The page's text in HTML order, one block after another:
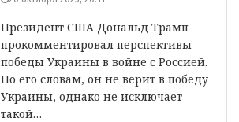
Президент США Дональд Трамп
прокомментировал перспективы
победы Украины в войне с Россией.
По его словам, он не верит в победу
Украины, однако не исключает
такой…